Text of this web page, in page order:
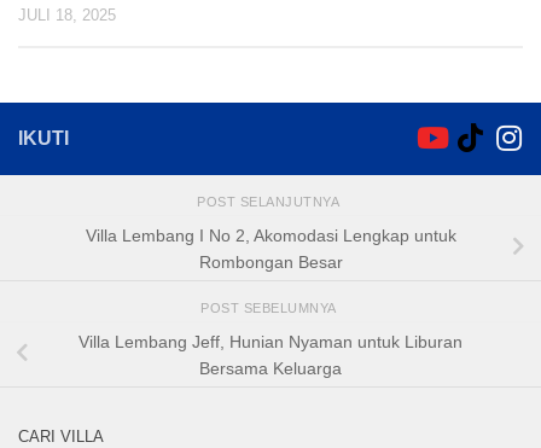
JULI 18, 2025
IKUTI
POST SELANJUTNYA
Villa Lembang I No 2, Akomodasi Lengkap untuk
Rombongan Besar
POST SEBELUMNYA
Villa Lembang Jeff, Hunian Nyaman untuk Liburan
Bersama Keluarga
CARI VILLA